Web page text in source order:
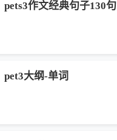
pets3作文经典句子130句
pet3大纲-单词